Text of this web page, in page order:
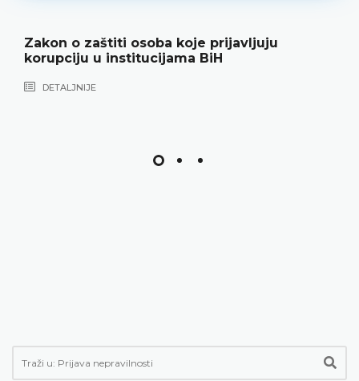
Zakon o zaštiti osoba koje prijavljuju
korupciju u institucijama BiH
DETALJNIJE